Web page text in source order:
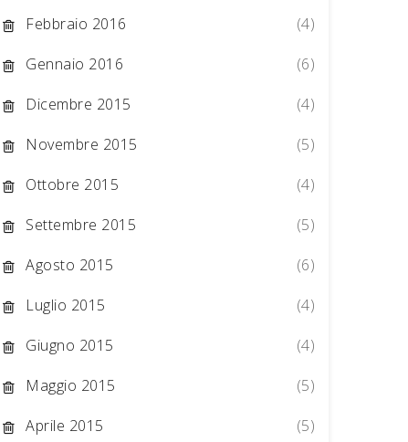
Febbraio 2016
(4)
Gennaio 2016
(6)
Dicembre 2015
(4)
Novembre 2015
(5)
Ottobre 2015
(4)
Settembre 2015
(5)
Agosto 2015
(6)
Luglio 2015
(4)
Giugno 2015
(4)
Maggio 2015
(5)
Aprile 2015
(5)